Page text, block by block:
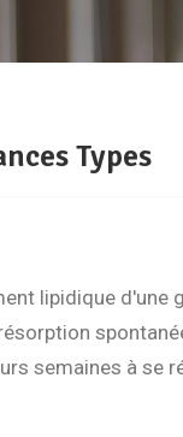
Types
lipidique
semaines à se